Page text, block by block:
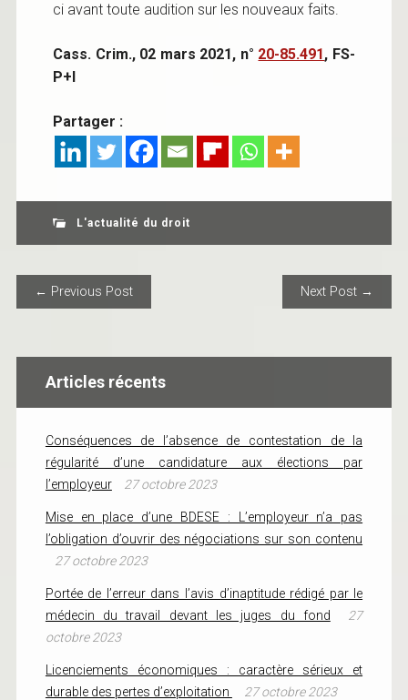
ci avant toute audition sur les nouveaux faits.
Cass. Crim., 02 mars 2021, n° 20-85.491, FS-
P+I
Partager :
L'actualité du droit
POST NAVIGATION
← Previous Post Next Post →
Articles récents
Conséquences de l’absence de contestation de la
régularité d’une candidature aux élections par
l’employeur
27 octobre 2023
Mise en place d’une BDESE : L’employeur n’a pas
l’obligation d’ouvrir des négociations sur son contenu
27 octobre 2023
Portée de l’erreur dans l’avis d’inaptitude rédigé par le
médecin du travail devant les juges du fond
27
octobre 2023
Licenciements économiques : caractère sérieux et
durable des pertes d’exploitation
27 octobre 2023